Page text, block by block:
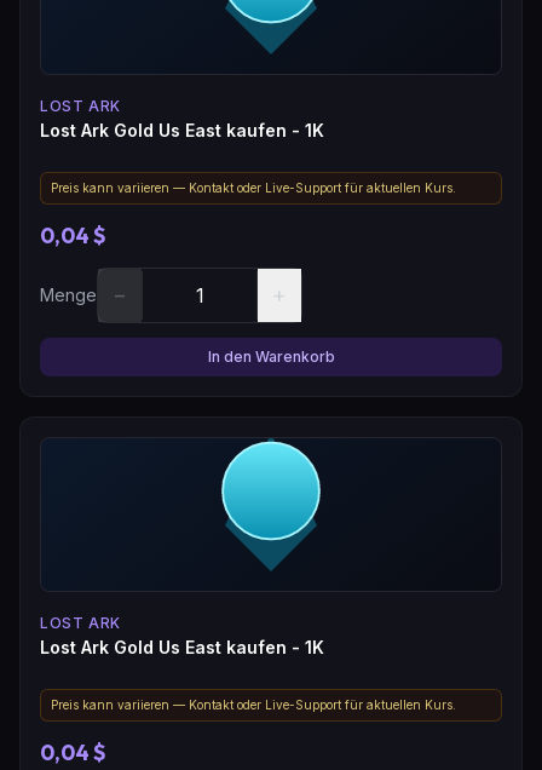
LOST ARK
Lost Ark Gold Us East kaufen - 1K
Preis kann variieren — Kontakt oder Live-Support für aktuellen Kurs.
0,04 $
Menge − +
In den Warenkorb
LOST ARK
Lost Ark Gold Us East kaufen - 1K
Preis kann variieren — Kontakt oder Live-Support für aktuellen Kurs.
0,04 $